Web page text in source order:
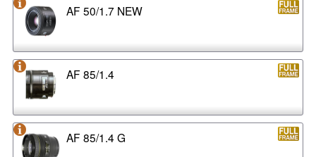
AF 50/1.7 NEW
AF 85/1.4
AF 85/1.4 G